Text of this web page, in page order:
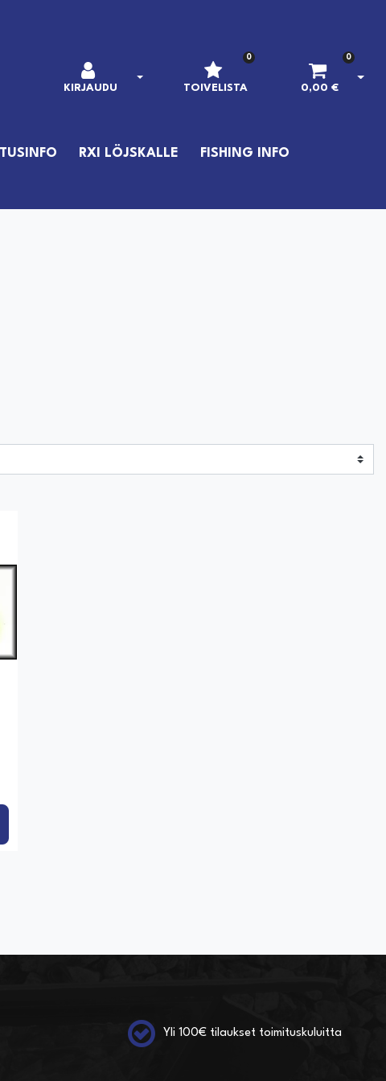
KIRJAUDU
AVAA KIRJAUTUMINEN
TOIVELISTA
0 0
0,00 €
RXI LÖJSKALLE FISHING INFO
KORIIN
Yli 100€ tilaukset toimituskuluitta